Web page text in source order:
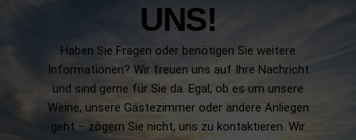
UNS!
Haben Sie Fragen oder benötigen Sie weitere
Informationen? Wir freuen uns auf Ihre Nachricht
und sind gerne für Sie da. Egal, ob es um unsere
Weine, unsere Gästezimmer oder andere Anliegen
geht – zögern Sie nicht, uns zu kontaktieren. Wir